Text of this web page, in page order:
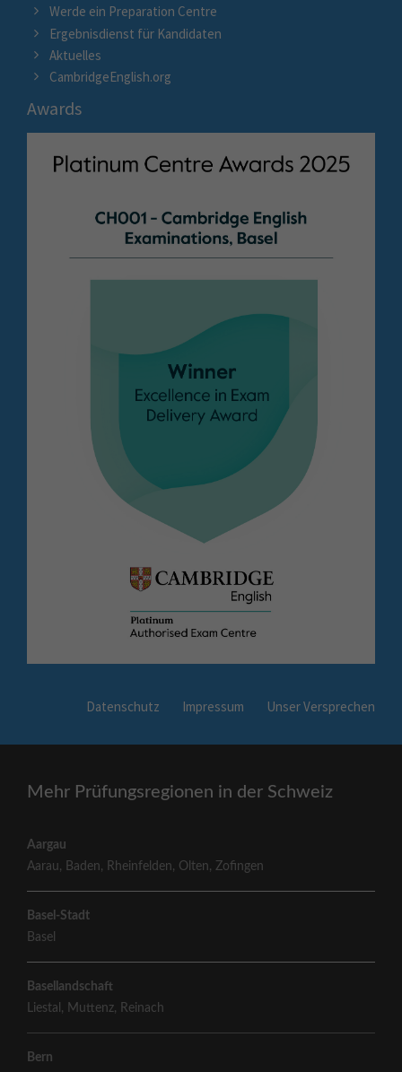
Werde ein Preparation Centre
Ergebnisdienst für Kandidaten
Aktuelles
CambridgeEnglish.org
Awards
Datenschutz Impressum Unser Versprechen
Mehr Prüfungsregionen in der Schweiz
Aargau
Aarau, Baden, Rheinfelden, Olten,Zofingen
Basel-Stadt
Basel
Basellandschaft
Liestal , Muttenz, Reinach
Bern